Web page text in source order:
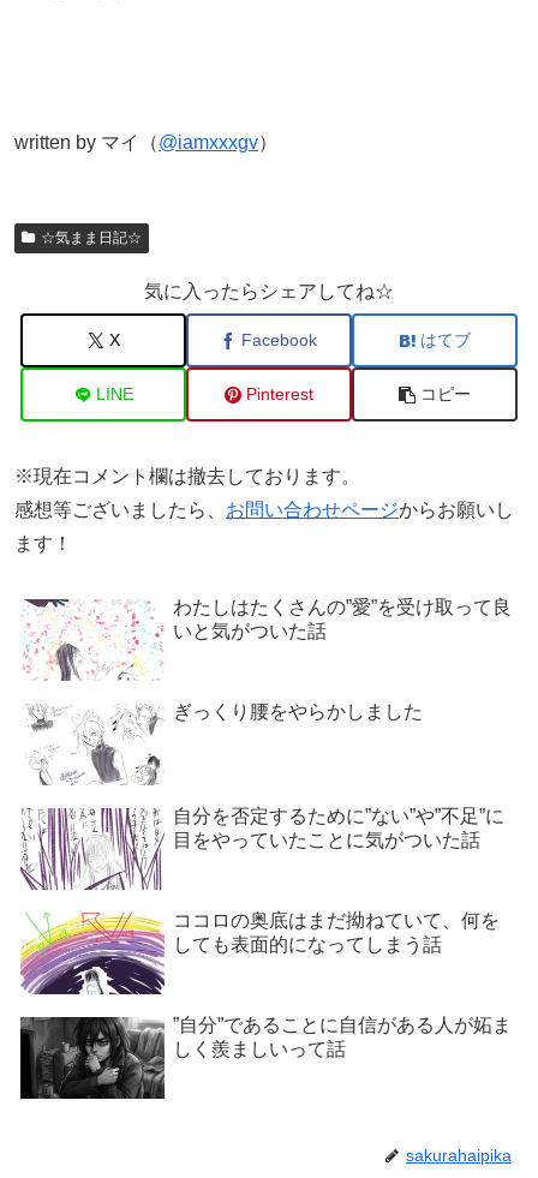
written by マイ（@iamxxxgv）
☆気まま日記☆
気に入ったらシェアしてね☆
X Facebook はてブ
LINE Pinterest コピー
※現在コメント欄は撤去しております。
感想等ございましたら、 お問い合わせページからお願いし
ます！
わたしはたくさんの”愛”を受け取って良
いと気がついた話
ぎっくり腰をやらかしました
自分を否定するために”ない”や”不足”に
目をやっていたことに気がついた話
ココロの奥底はまだ拗ねていて、何を
しても表面的になってしまう話
”自分”であることに自信がある人が妬ま
しく羨ましいって話
sakurahaipika